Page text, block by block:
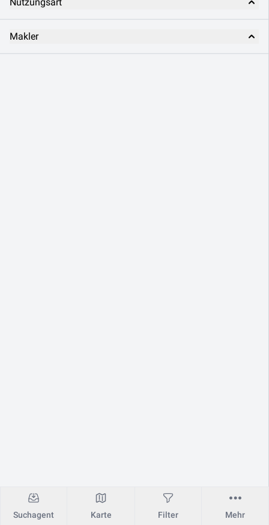
Makler
Suchagent Karte Filter Mehr